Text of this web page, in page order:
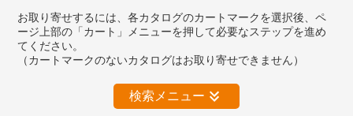
お取り寄せするには、各カタログのカートマークを選択後、ペ
ージ上部の「カート」メニューを押して必要なステップを進め
てください。
（カートマークのないカタログはお取り寄せできません）
検索メニュー